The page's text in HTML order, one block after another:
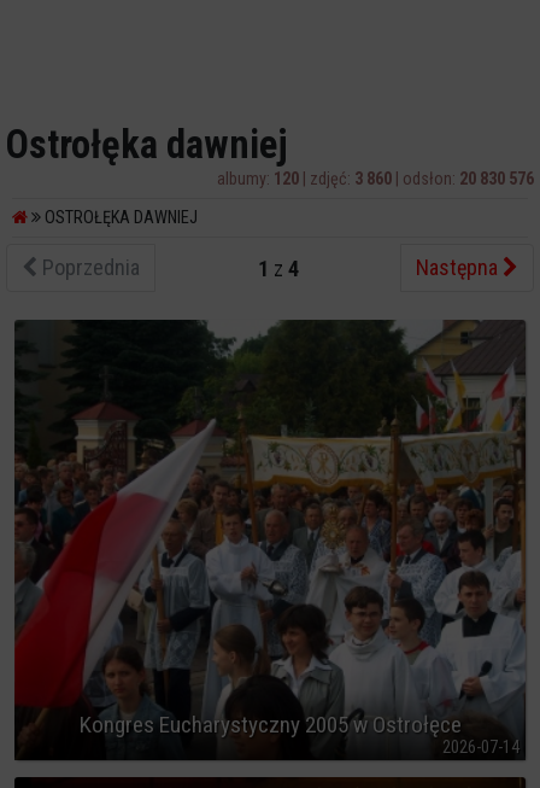
Ostrołęka dawniej
albumy: 120 | zdjęć: 3 860 | odsłon: 20 830 576
OSTROŁĘKA DAWNIEJ
Poprzednia 1 z 4 Następna
Kongres Eucharystyczny 2005 w Ostrołęce
2026-07-14